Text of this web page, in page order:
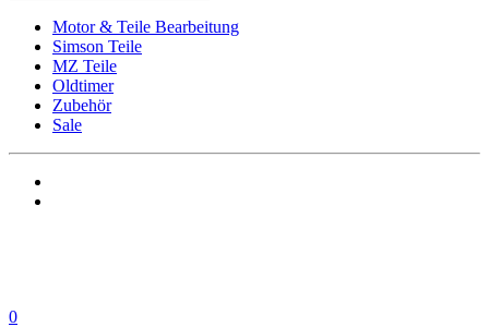
Motor & Teile Bearbeitung
Simson Teile
MZ Teile
Oldtimer
Zubehör
Sale
0